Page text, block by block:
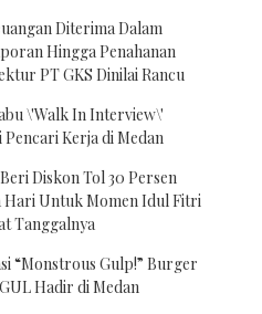
Diterima Dalam
Hingga Penahanan
PT GKS Dinilai Rancu
\'Walk In Interview\'
Kerja di Medan
Diskon Tol 30 Persen
Hari Untuk Momen Idul Fitri
Tanggalnya
“Monstrous Gulp!” Burger
Hadir di Medan